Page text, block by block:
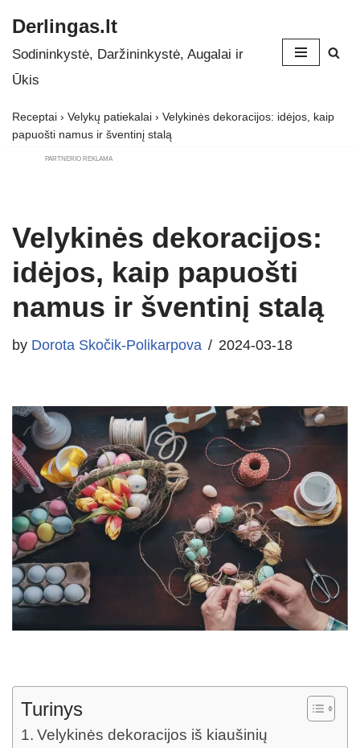
Skip
to
Derlingas.lt
Sodininkystė, Daržininkystė, Augalai ir
Ūkis
Receptai › Velykų patiekalai › Velykinės dekoracijos: idėjos, kaip
papuošti namus ir šventinį stalą
PARTNERIO REKLAMA
Velykinės dekoracijos:
idėjos, kaip papuošti
namus ir šventinį stalą
by Dorota Skočik-Polikarpova 2024-03-18
Turinys
Velykinės dekoracijos iš kiaušinių